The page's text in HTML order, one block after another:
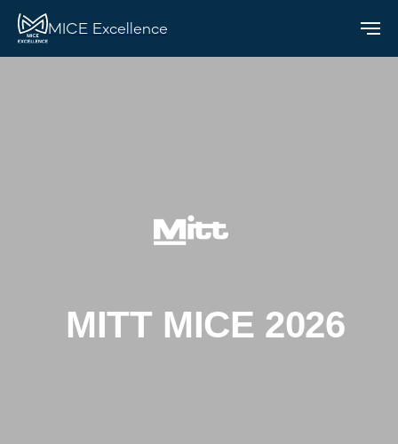
MICE Excellence
MITT MICE 2026